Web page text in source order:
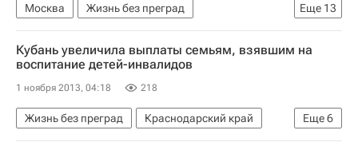
Школа волонтера
Россия Еще 13
Москва
Жизнь без преград
Центральный ФО
Весь мир
Европа
Александр Жуков
Александр Карелин
Мария Бутырская
Татьяна Навка
Алексей Немов
Борис Беккер
Госдума РФ
Олимпийские игры
Детские вопросы
Кубань увеличила выплаты семьям, взявшим на
воспитание детей-инвалидов
1 ноября 2013, 04:18 218
Еще6
Жизнь без преград
Краснодарский край
Весь мир
Европа
Южный ФО